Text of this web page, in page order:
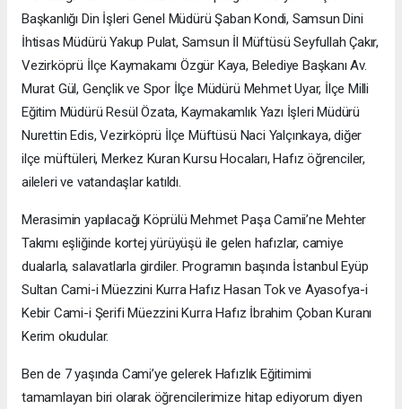
Başkanlığı Din İşleri Genel Müdürü Şaban Kondi, Samsun Dini
İhtisas Müdürü Yakup Pulat, Samsun İl Müftüsü Seyfullah Çakır,
Vezirköprü İlçe Kaymakamı Özgür Kaya, Belediye Başkanı Av.
Murat Gül, Gençlik ve Spor İlçe Müdürü Mehmet Uyar, İlçe Milli
Eğitim Müdürü Resül Özata, Kaymakamlık Yazı İşleri Müdürü
Nurettin Edis, Vezirköprü İlçe Müftüsü Naci Yalçınkaya, diğer
ilçe müftüleri, Merkez Kuran Kursu Hocaları, Hafız öğrenciler,
aileleri ve vatandaşlar katıldı.
Merasimin yapılacağı Köprülü Mehmet Paşa Camii’ne Mehter
Takımı eşliğinde kortej yürüyüşü ile gelen hafızlar, camiye
dualarla, salavatlarla girdiler. Programın başında İstanbul Eyüp
Sultan Cami-i Müezzini Kurra Hafız Hasan Tok ve Ayasofya-i
Kebir Cami-i Şerifi Müezzini Kurra Hafız İbrahim Çoban Kuranı
Kerim okudular.
Ben de 7 yaşında Cami’ye gelerek Hafızlık Eğitimimi
tamamlayan biri olarak öğrencilerimize hitap ediyorum diyen